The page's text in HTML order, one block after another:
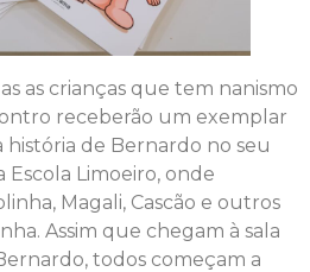
as crianças que tem nanismo
receberão um exemplar
história de Bernardo no seu
Limoeiro, onde
Magali, Cascão e outros
Assim que chegam à sala
todos começam a